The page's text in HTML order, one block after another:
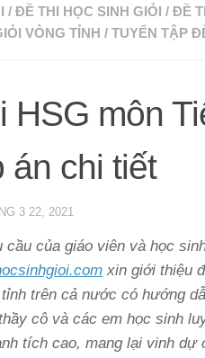
/ ĐỀ THI HỌC SINH GIỎI / ĐỀ
VÒNG TỈNH / TUYỂN TẬP
HSG môn
án chi tiết
3 22, 2021
cầu của giáo viên và học
xin giới thiệu
trên cả nước có hướng
cô và các em học sinh
tích cao, mang lại vinh